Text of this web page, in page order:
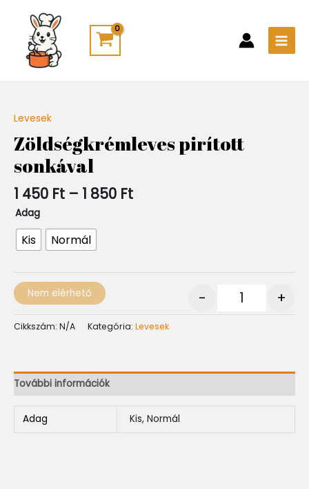
content
Levesek
Zöldségkrémleves pirított
sonkával
1 450 Ft – 1 850 Ft
1
450 Ft
850 Ft
Adag
Kis Normál
- +
Nem elérhető
Cikkszám: N/A Kategória: Levesek
További információk
Adag Kis, Normál